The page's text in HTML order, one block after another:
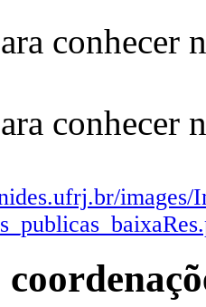
conhecer
conhecer
images/